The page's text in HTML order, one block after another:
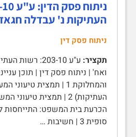
העתיקות נ' עבדלה
ניתוח פסק דין
תקציר:
ע"ע 203-10:
ואח' | ניתוח פסק דין | תוכן
והמחלוקת 1 | תמצית
הכרעת בית המשפט: התייחסות
סופית 3 | חשיבות …